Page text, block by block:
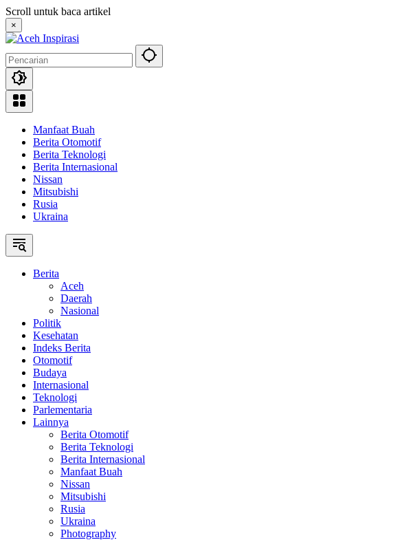
Langsung
ke
konten
Scroll untuk baca artikel
×
Manfaat Buah
Berita Otomotif
Berita Teknologi
Berita Internasional
Nissan
Mitsubishi
Rusia
Ukraina
Berita
Aceh
Daerah
Nasional
Politik
Kesehatan
Indeks Berita
Otomotif
Budaya
Internasional
Teknologi
Parlementaria
Lainnya
Berita Otomotif
Berita Teknologi
Berita Internasional
Manfaat Buah
Nissan
Mitsubishi
Rusia
Ukraina
Photography